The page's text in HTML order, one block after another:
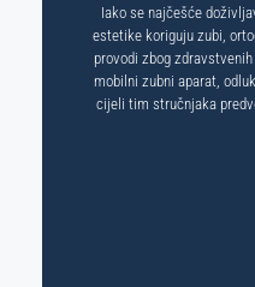
Iako se najčešće
estetike koriguju zubi,
provodi zbog
mobilni zubni aparat,
cijeli tim stručnjaka